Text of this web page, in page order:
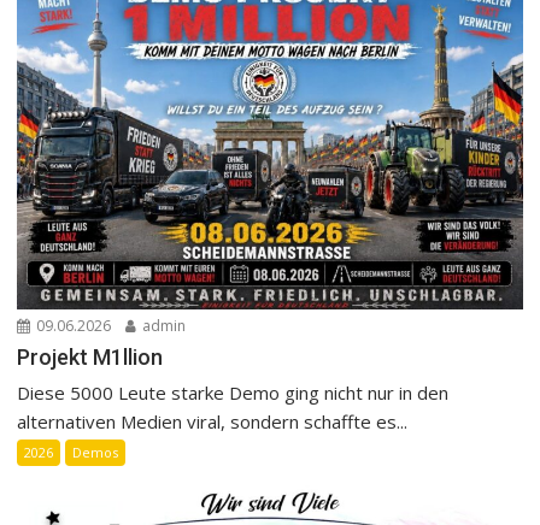
09.06.2026 admin
Projekt M1llion
Diese 5000 Leute starke Demo ging nicht nur in den
alternativen Medien viral, sondern schaffte es...
2026 Demos